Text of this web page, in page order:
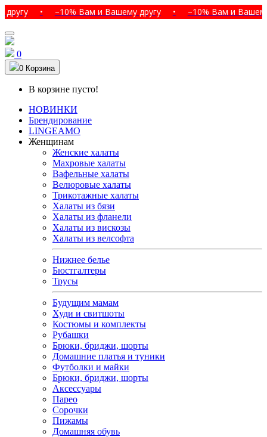
• –10% Вам и Вашему другу • –10% Вам и Вашему
0
0 Корзина
В корзине пусто!
НОВИНКИ
Брендирование
LINGEAMO
Женщинам
Женские халаты
Махровые халаты
Вафельные халаты
Велюровые халаты
Трикотажные халаты
Халаты из бязи
Халаты из фланели
Халаты из вискозы
Халаты из велсофта
Нижнее белье
Бюстгалтеры
Трусы
Будущим мамам
Худи и свитшоты
Костюмы и комплекты
Рубашки
Брюки, бриджи, шорты
Домашние платья и туники
Футболки и майки
Брюки, бриджи, шорты
Аксессуары
Парео
Сорочки
Пижамы
Домашняя обувь